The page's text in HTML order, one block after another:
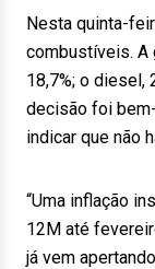
Nesta quinta-
combustíveis. A
18,7%; o diesel,
decisão foi
indicar que não
“Uma inflação
12M até
já vem